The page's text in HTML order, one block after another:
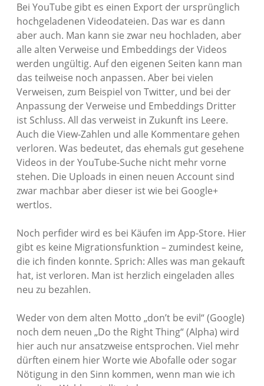
Bei YouTube gibt es einen Export der ursprünglich
hochgeladenen Videodateien. Das war es dann
aber auch. Man kann sie zwar neu hochladen, aber
alle alten Verweise und Embeddings der Videos
werden ungültig. Auf den eigenen Seiten kann man
das teilweise noch anpassen. Aber bei vielen
Verweisen, zum Beispiel von Twitter, und bei der
Anpassung der Verweise und Embeddings Dritter
ist Schluss. All das verweist in Zukunft ins Leere.
Auch die View-Zahlen und alle Kommentare gehen
verloren. Was bedeutet, das ehemals gut gesehene
Videos in der YouTube-Suche nicht mehr vorne
stehen. Die Uploads in einen neuen Account sind
zwar machbar aber dieser ist wie bei Google+
wertlos.
Noch perfider wird es bei Käufen im App-Store. Hier
gibt es keine Migrationsfunktion – zumindest keine,
die ich finden konnte. Sprich: Alles was man gekauft
hat, ist verloren. Man ist herzlich eingeladen alles
neu zu bezahlen.
Weder von dem alten Motto „don’t be evil“ (Google)
noch dem neuen „Do the Right Thing“ (Alpha) wird
hier auch nur ansatzweise entsprochen. Viel mehr
dürften einem hier Worte wie Abofalle oder sogar
Nötigung in den Sinn kommen, wenn man wie ich